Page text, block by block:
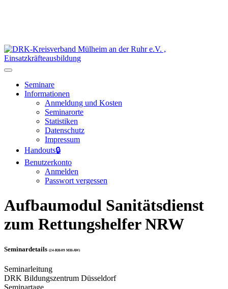
Seminare
Informationen
Anmeldung und Kosten
Seminarorte
Statistiken
Datenschutz
Impressum
Handouts🔒
Benutzerkonto
Anmelden
Passwort vergessen
Aufbaumodul Sanitätsdienst
zum Rettungshelfer NRW
Seminardetails (24-RH-09 MH-AW)
Seminarleitung
DRK Bildungszentrum Düsseldorf
Seminartage